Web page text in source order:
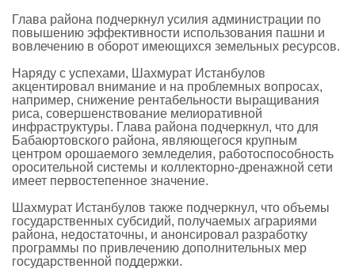
Глава района подчеркнул усилия администрации по
повышению эффективности использования пашни и
вовлечению в оборот имеющихся земельных ресурсов.
Наряду с успехами, Шахмурат Истанбулов
акцентировал внимание и на проблемных вопросах,
например, снижение рентабельности выращивания
риса, совершенствование мелиоративной
инфраструктуры. Глава района подчеркнул, что для
Бабаюртовского района, являющегося крупным
центром орошаемого земледелия, работоспособность
оросительной системы и коллекторно-дренажной сети
имеет первостепенное значение.
Шахмурат Истанбулов также подчеркнул, что объемы
государственных субсидий, получаемых аграриями
района, недостаточны, и анонсировал разработку
программы по привлечению дополнительных мер
государственной поддержки.